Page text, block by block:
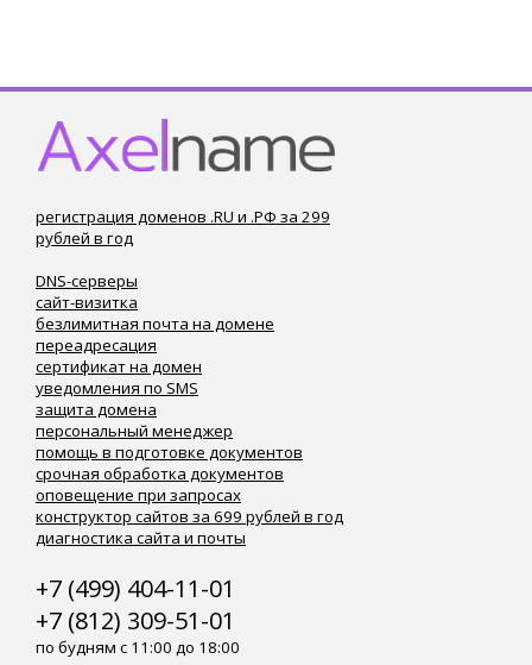
регистрация доменов .RU и .РФ за 299
рублей в год
DNS-серверы
сайт-визитка
безлимитная почта на домене
переадресация
сертификат на домен
уведомления по SMS
защита домена
персональный менеджер
помощь в подготовке документов
срочная обработка документов
оповещение при запросах
конструктор сайтов за 699 рублей в год
диагностика сайта и почты
+7 (499) 404-11-01
+7 (812) 309-51-01
по будням с 11:00 до 18:00